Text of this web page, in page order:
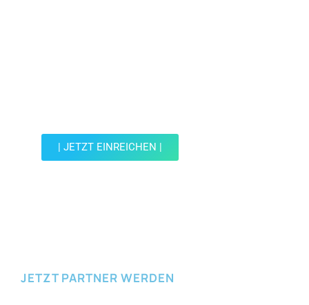
| JETZT EINREICHEN |
JETZT PARTNER WERDEN